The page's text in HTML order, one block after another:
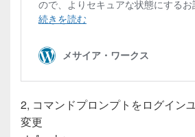
2, コマンドプロンプトをログイン
変更